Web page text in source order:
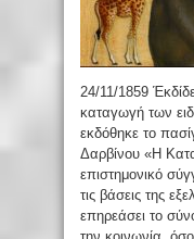
24/11/1859
καταγωγή των
εκδόθηκε το
Δαρβίνου «Η
επιστημονικό
τις βάσεις της
επηρεάσει το